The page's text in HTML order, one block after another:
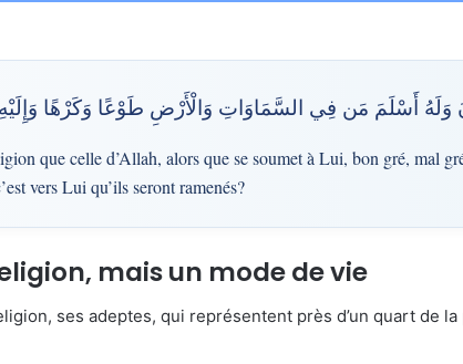
وَلَهُ أَسْلَمَ مَن فِي السَّمَاوَاتِ وَالْأَرْضِ طَوْعًا وَكَرْهًا
que celle d’Allah, alors que se soumet à Lui, bon gré, mal
vers Lui qu’ils seront ramenés?
mais un mode de vie
ses adeptes, qui représentent près d’un quart de